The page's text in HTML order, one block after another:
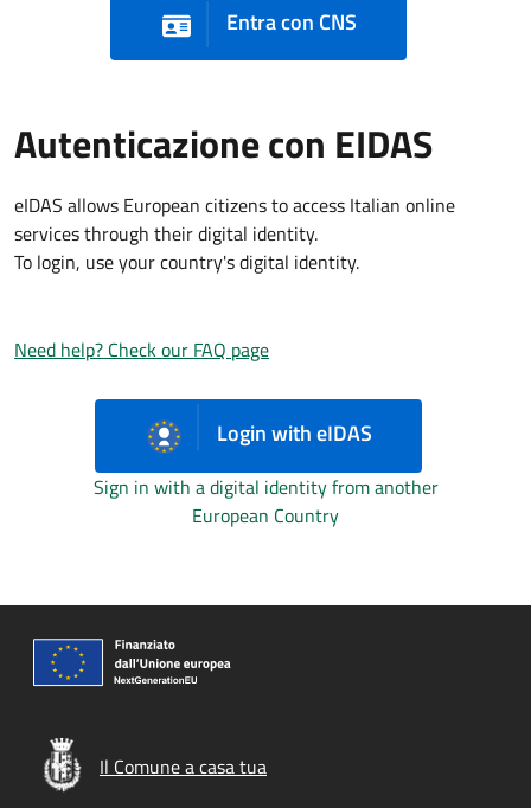
Entra con CNS
Autenticazione con EIDAS
eIDAS allows European citizens to access Italian online
services through their digital identity.
To login, use your country's digital identity.
Need help? Check our FAQ page
Login with eIDAS
Sign in with a digital identity from another
European Country
Il Comune a casa tua